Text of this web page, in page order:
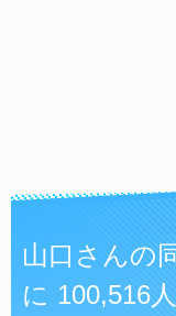
山口さんの
に 100,516人